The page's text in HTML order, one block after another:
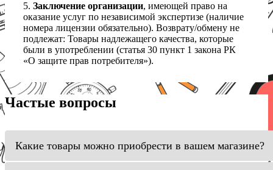
5. Заключение организации, имеющей право на
оказание услуг по независимой экспертизе (наличие
номера лицензии обязательно). Возврату/обмену не
подлежат: Товары надлежащего качества, которые
были в употреблении (статья 30 пункт 1 закона РК
«О защите прав потребителя»).
Частые вопросы
Какие товары можно приобрести в вашем магазине?